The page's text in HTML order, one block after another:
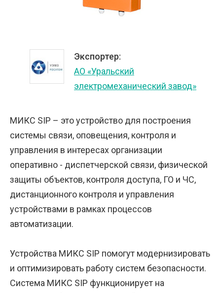
Экспортер:
АО «Уральский
электромеханический завод»
МИКС SIP – это устройство для построения
системы связи, оповещения, контроля и
управления в интересах организации
оперативно - диспетчерской связи, физической
защиты объектов, контроля доступа, ГО и ЧС,
дистанционного контроля и управления
устройствами в рамках процессов
автоматизации.
Устройства МИКС SIP помогут модернизировать
и оптимизировать работу систем безопасности.
Система МИКС SIP функционирует на